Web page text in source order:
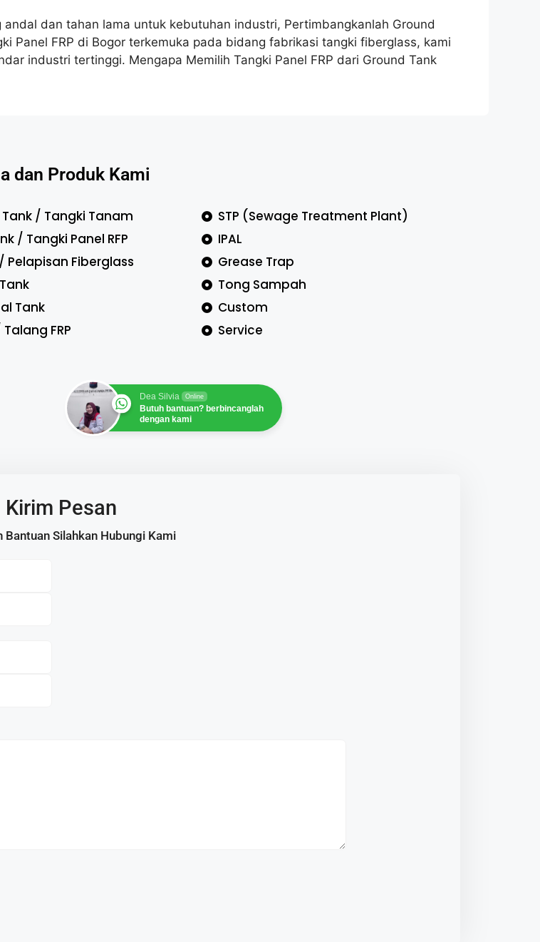
dan tahan lama untuk kebutuhan industri, Pertimbangkanlah Ground
Panel FRP di Bogor terkemuka pada bidang fabrikasi tangki fiberglass, kami
industri tertinggi. Mengapa Memilih Tangki Panel FRP dari Ground Tank
dan Produk Kami
/ Tangki Tanam
/ Tangki Panel RFP
Pelapisan Fiberglass
Tank
FRP
STP (Sewage Treatment Plant)
IPAL
Grease Trap
Tong Sampah
Custom
Service
Dea Silvia Online
Butuh bantuan? berbincanglah
dengan kami
Kirim Pesan
Bantuan Silahkan Hubungi Kami